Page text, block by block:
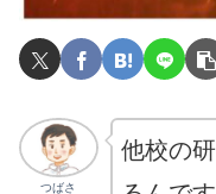
つばさ
他校の